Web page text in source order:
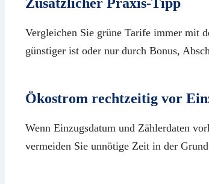
Zusätzlicher Praxis-Tipp
Vergleichen Sie grüne Tarife immer mit
günstiger ist oder nur durch Bonus,
Ökostrom rechtzeitig vor
Wenn Einzugsdatum und Zählerdaten
vermeiden Sie unnötige Zeit in der